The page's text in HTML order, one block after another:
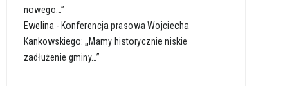
nowego…”
Ewelina - Konferencja prasowa Wojciecha
Kankowskiego: „Mamy historycznie niskie
zadłużenie gminy…”